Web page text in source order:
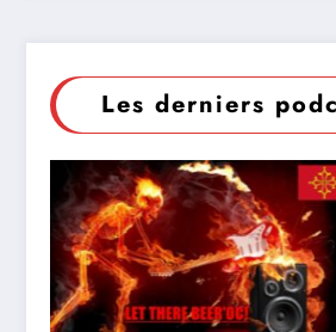
Les derniers